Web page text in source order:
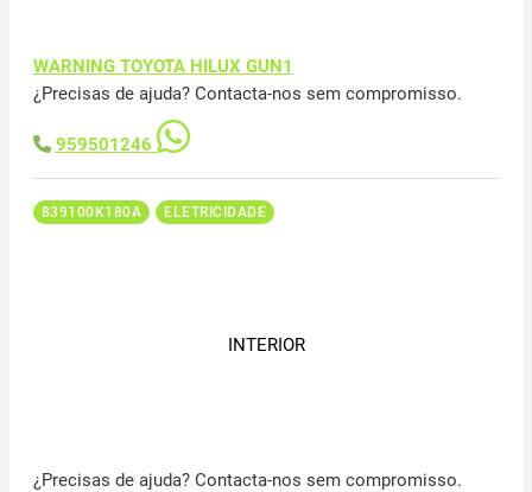
WARNING TOYOTA HILUX GUN1
¿Precisas de ajuda? Contacta-nos sem compromisso.
959501246
839100K180A ELETRICIDADE
INTERIOR
¿Precisas de ajuda? Contacta-nos sem compromisso.